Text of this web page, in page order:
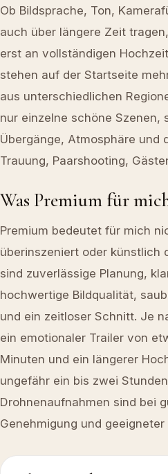
Ob Bildsprache, Ton,
auch über längere Zeit
erst an vollständigen
stehen auf der Startseite
aus unterschiedlichen
nur einzelne schöne Szenen,
Übergänge, Atmosphäre und
Trauung, Paarshooting,
Was Premium für
Premium bedeutet für mich
überinszeniert oder künstlich
sind zuverlässige Planung,
hochwertige Bildqualität,
und ein zeitloser Schnitt. Je
ein emotionaler Trailer von
Minuten und ein längerer
ungefähr ein bis zwei
Drohnenaufnahmen sind bei
Genehmigung und